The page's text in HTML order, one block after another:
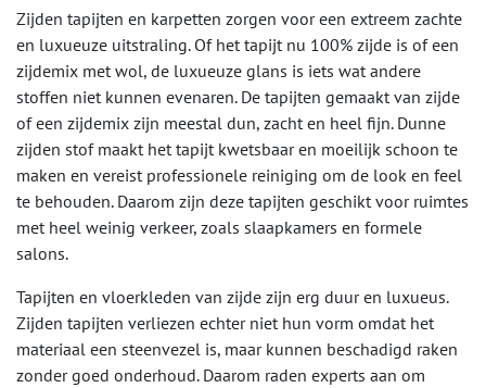
Zijden tapijten en karpetten zorgen voor een extreem zachte
en luxueuze uitstraling. Of het tapijt nu 100% zijde is of een
zijdemix met wol, de luxueuze glans is iets wat andere
stoffen niet kunnen evenaren. De tapijten gemaakt van zijde
of een zijdemix zijn meestal dun, zacht en heel fijn. Dunne
zijden stof maakt het tapijt kwetsbaar en moeilijk schoon te
maken en vereist professionele reiniging om de look en feel
te behouden. Daarom zijn deze tapijten geschikt voor ruimtes
met heel weinig verkeer, zoals slaapkamers en formele
salons.
Tapijten en vloerkleden van zijde zijn erg duur en luxueus.
Zijden tapijten verliezen echter niet hun vorm omdat het
materiaal een steenvezel is, maar kunnen beschadigd raken
zonder goed onderhoud. Daarom raden experts aan om